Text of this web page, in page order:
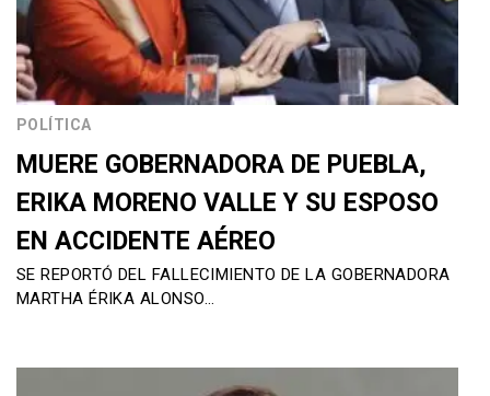
POLÍTICA
MUERE GOBERNADORA DE PUEBLA,
ERIKA MORENO VALLE Y SU ESPOSO
EN ACCIDENTE AÉREO
SE REPORTÓ DEL FALLECIMIENTO DE LA GOBERNADORA
MARTHA ÉRIKA ALONSO…